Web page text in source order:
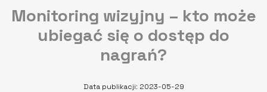
Monitoring wizyjny – kto może
ubiegać się o dostęp do
nagrań?
Data publikacji: 2023-05-29